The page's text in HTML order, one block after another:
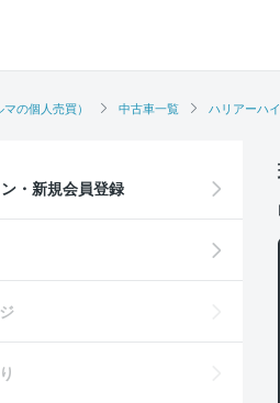
の個人売買） 中古車一覧 ハリアーハ
・新規会員登録